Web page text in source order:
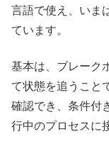
言語で使え、いま
ています。
基本は、ブレーク
て状態を追うこと
確認でき、条件付
行中のプロセスに